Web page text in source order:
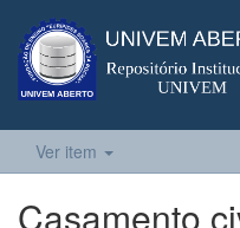
Ver item
Casamento